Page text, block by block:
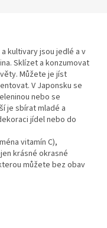
kultivary jsou jedlé a v
Sklízet a konzumovat
Můžete je jíst
V Japonsku se
nebo se
je sbírat mladé a
jídel nebo do
vitamín C),
krásné okrasné
můžete bez obav